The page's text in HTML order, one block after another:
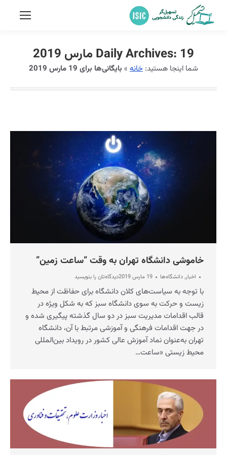
Daily Archives: 19 مارس 2019
شما اینجا هستید: خانه » بایگانی‌ها برای 19 مارس 2019
خاموشی دانشگاه تهران به وقت “ساعت زمین”
اخبار,دانشگاه‌ها 19 مارس 2019 دیدگاه‌تان را بنویسید
با توجه به سیاست‌های کلان دانشگاه برای حفاظت از محیط‌
زیست و حرکت به سوی دانشگاه سبز که به شکل ویژه در
قالب اقدامات مدیریت سبز در دو سال گذشته پیگیری شده و
در جهت اقدامات فرهنگی و آموزشی مرتبط با آن، دانشگاه
تهران به‌عنوان نماد آموزش عالی کشور در رویداد بین‌المللی
محیط زیستی «ساعت…